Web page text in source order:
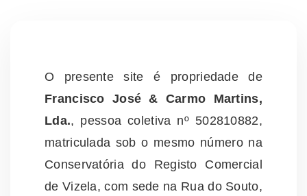
O presente site é propriedade de
Francisco José & Carmo Martins,
Lda., pessoa coletiva nº 502810882,
matriculada sob o mesmo número na
Conservatória do Registo Comercial
de Vizela, com sede na Rua do Souto,